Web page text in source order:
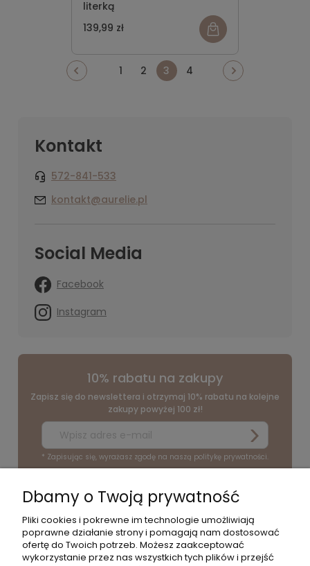
literką
139,99 zł
1 2 3 4
Kontakt
572-841-533
kontakt@aurelie.pl
Social Media
Facebook
Instagram
10% rabatu na zakupy
Zapisz się do newslettera i otrzymaj 10% rabatu na kolejne
zakupy powyżej 100 zł!
* Zapisując się, wyrażasz zgodę na naszą politykę prywatności.
O NAS
POMOC
Dbamy o Twoją prywatność
Pliki cookies i pokrewne im technologie umożliwiają
poprawne działanie strony i pomagają nam dostosować
ofertę do Twoich potrzeb. Możesz zaakceptować
wykorzystanie przez nas wszystkich tych plików i przejść